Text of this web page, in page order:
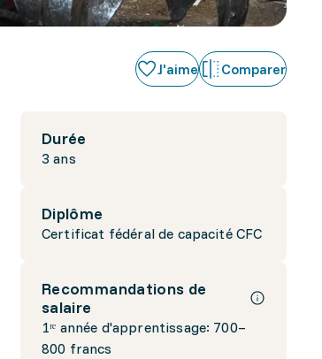
J'aime Comparer
Durée
3 ans
Diplôme
Certificat fédéral de capacité CFC
Recommandations de
salaire
1ʳᵉ année d'apprentissage: 700–
800 francs